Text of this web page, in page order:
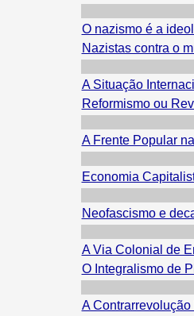
O nazismo é a
Nazistas contra o
A Situação
Reformismo ou
A Frente Popular
Economia
Neofascismo e
A Via Colonial de
O Integralismo de
A Contrarrevolução